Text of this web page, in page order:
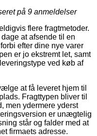
på 9 anmeldelser
flere fragtmetoder.
at afsende til en
efter dine nye varer
er jo ekstremt let, samt
ved køb af
at få leveret hjem til
Fragttypen bliver til
men ydermere yderst
er unægtelig
står og falder med at
firmaets adresse.